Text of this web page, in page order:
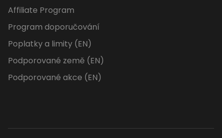
Affiliate Program
Program doporučování
Poplatky a limity (EN)
Podporované země (EN)
Podporované akce (EN)